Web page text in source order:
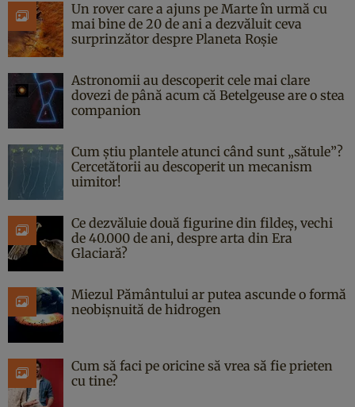
Un rover care a ajuns pe Marte în urmă cu
mai bine de 20 de ani a dezvăluit ceva
surprinzător despre Planeta Roșie
Astronomii au descoperit cele mai clare
dovezi de până acum că Betelgeuse are o stea
companion
Cum știu plantele atunci când sunt „sătule”?
Cercetătorii au descoperit un mecanism
uimitor!
Ce dezvăluie două figurine din fildeș, vechi
de 40.000 de ani, despre arta din Era
Glaciară?
Miezul Pământului ar putea ascunde o formă
neobișnuită de hidrogen
Cum să faci pe oricine să vrea să fie prieten
cu tine?